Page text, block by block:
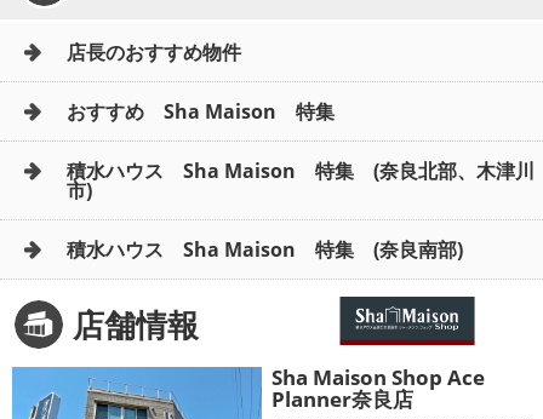
店長のおすすめ物件
おすすめ Sha Maison 特集
積水ハウス Sha Maison 特集 (奈良北部、木津川
市)
積水ハウス Sha Maison 特集 (奈良南部)
店舗情報
Sha Maison Shop Ace
Planner奈良店